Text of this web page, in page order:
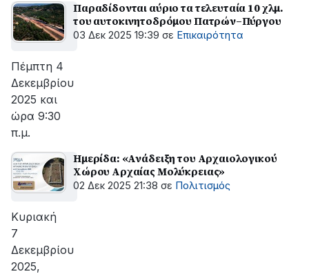
Παραδίδονται αύριο τα τελευταία 10 χλμ.
του αυτοκινητοδρόμου Πατρών–Πύργου
03 Δεκ 2025 19:39 σε Επικαιρότητα
Πέμπτη 4
Δεκεμβρίου
2025 και
ώρα 9:30
π.μ.
Ημερίδα: «Ανάδειξη του Αρχαιολογικού
Χώρου Αρχαίας Μολύκρειας»
02 Δεκ 2025 21:38 σε Πολιτισμός
Κυριακή
7
Δεκεμβρίου
2025,